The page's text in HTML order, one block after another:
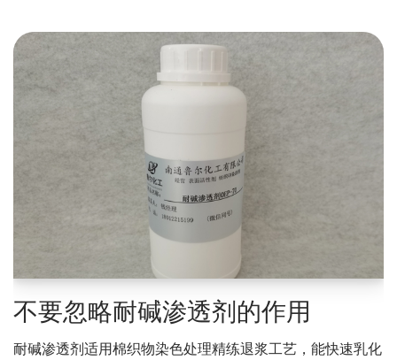
不要忽略耐碱渗透剂的作用
耐碱渗透剂适用棉织物染色处理精练退浆工艺，能快速乳化